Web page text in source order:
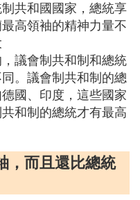
共和國國家，總統享
高領袖的精神力量不
議會制共和制和總統
。議會制共和制的總
國、印度，這些國家
和制的總統才有最高
，而且還比總統